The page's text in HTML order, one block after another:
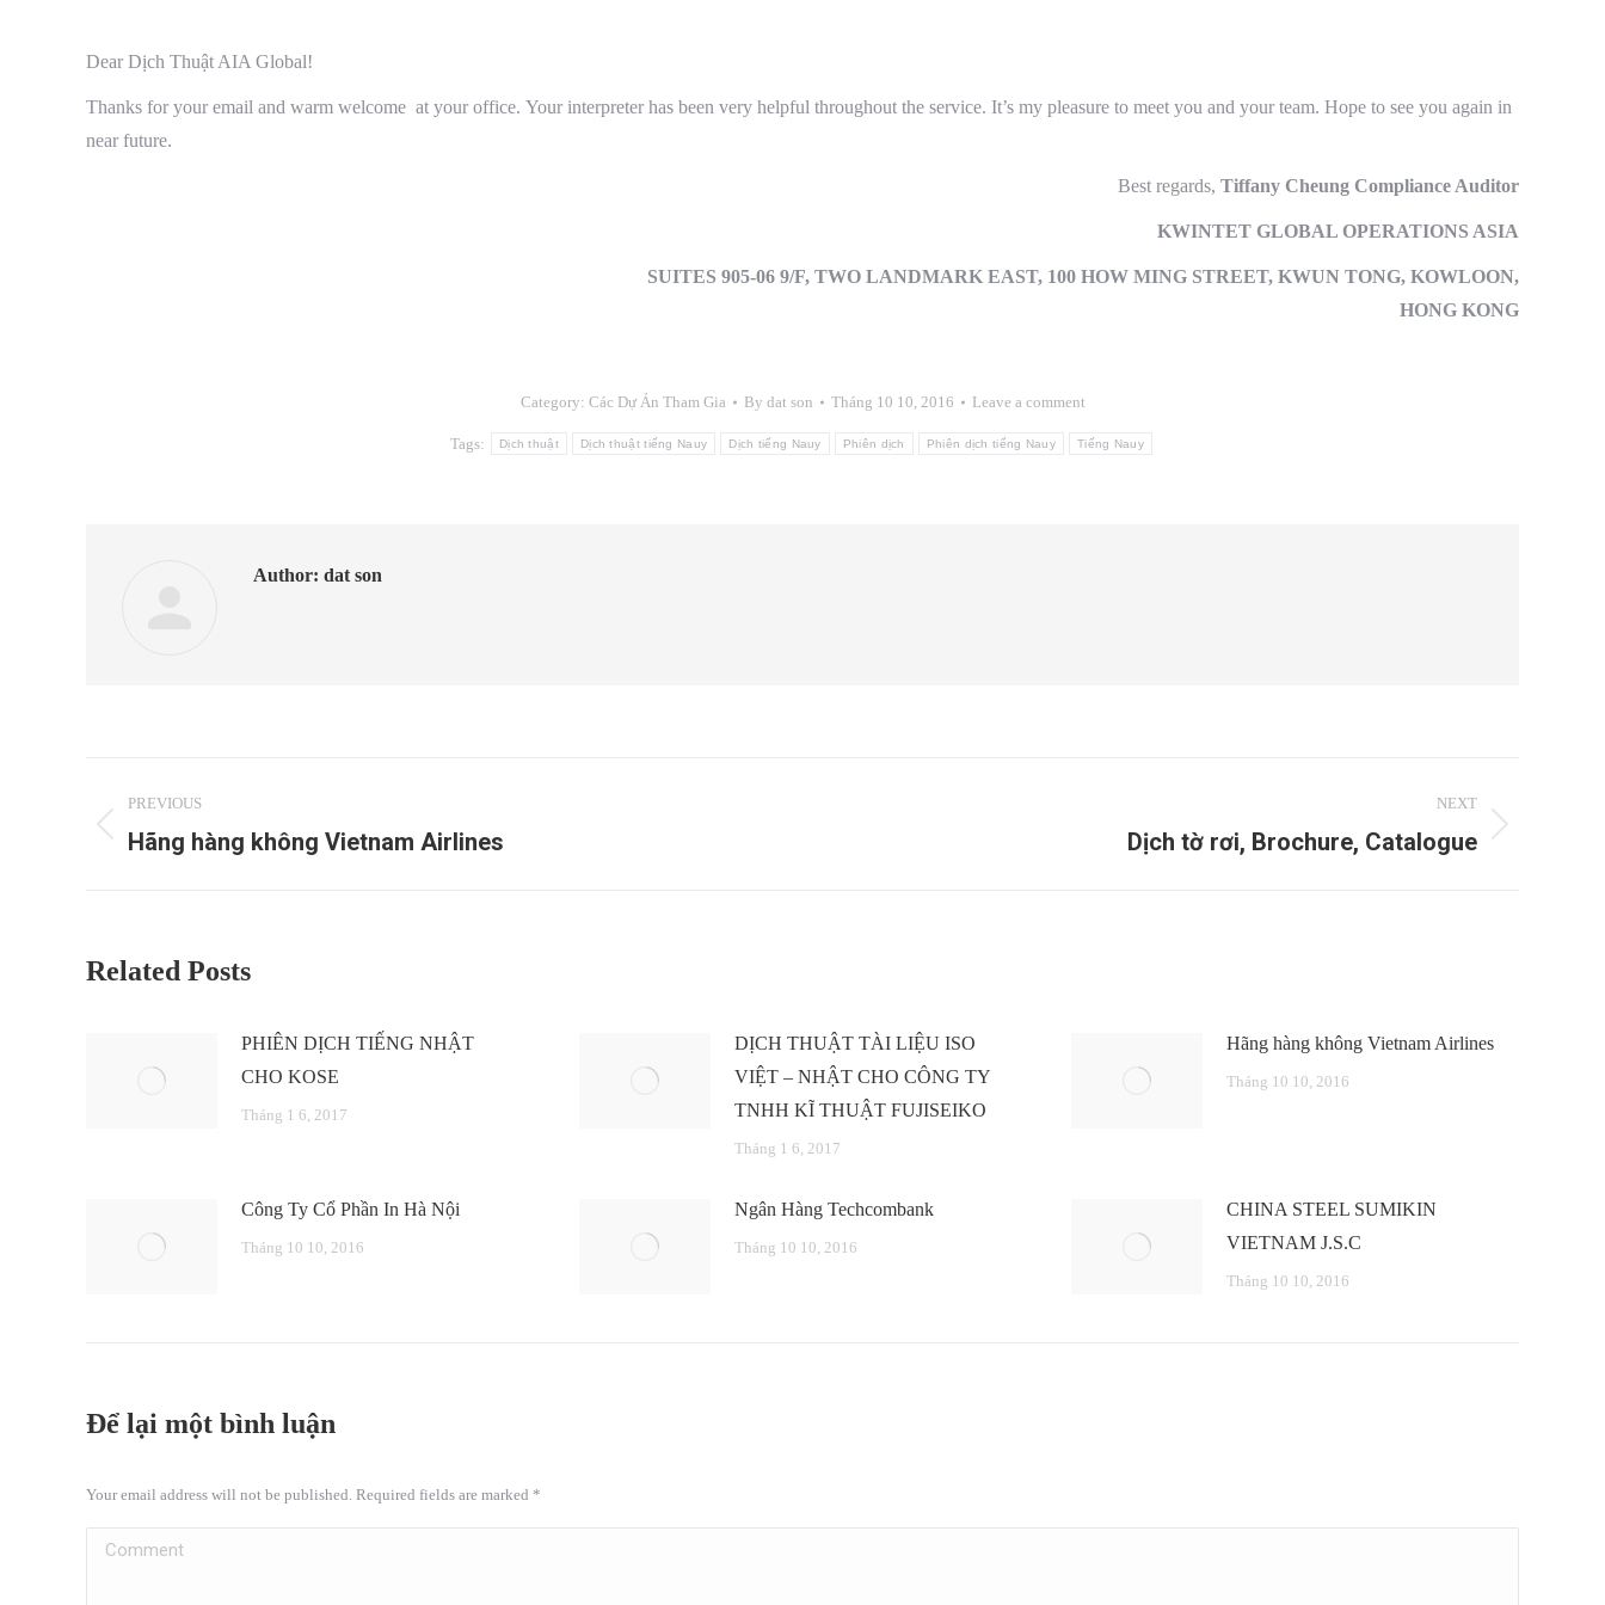
Dear Dịch Thuật AIA Global!
Thanks for your email and warm welcome at your office. Your interpreter has been very helpful throughout the service. It’s my pleasure to meet you and your team. Hope to see you again in
near future.
Best regards, Tiffany Cheung Compliance Auditor
KWINTET GLOBAL OPERATIONS ASIA
SUITES 905-06 9/F, TWO LANDMARK EAST, 100 HOW MING STREET, KWUN TONG, KOWLOON,
HONG KONG
Category: Các Dự Án Tham Gia By dat son Tháng 10 10, 2016 Leave a comment
Tags: Dịch thuật Dịch thuật tiếng Nauy Dịch tiếng Nauy Phiên dịch Phiên dịch tiếng Nauy Tiếng Nauy
Author: dat son
navigation
PREVIOUS
Previous
Hãng hàng không Vietnam Airlines
NEXT
Dịch tờ rơi, Brochure, Catalogue
Related Posts
PHIÊN DỊCH TIẾNG NHẬT
CHO KOSE
Tháng 1 6, 2017
DỊCH THUẬT TÀI LIỆU ISO
VIỆT – NHẬT CHO CÔNG TY
TNHH KĨ THUẬT FUJISEIKO
Tháng 1 6, 2017
Hãng hàng không Vietnam Airlines
Tháng 10 10, 2016
Công Ty Cổ Phần In Hà Nội
Tháng 10 10, 2016
Ngân Hàng Techcombank
Tháng 10 10, 2016
CHINA STEEL SUMIKIN
VIETNAM J.S.C
Tháng 10 10, 2016
Để lại một bình luận
Your email address will not be published. Required fields are marked *
Comment